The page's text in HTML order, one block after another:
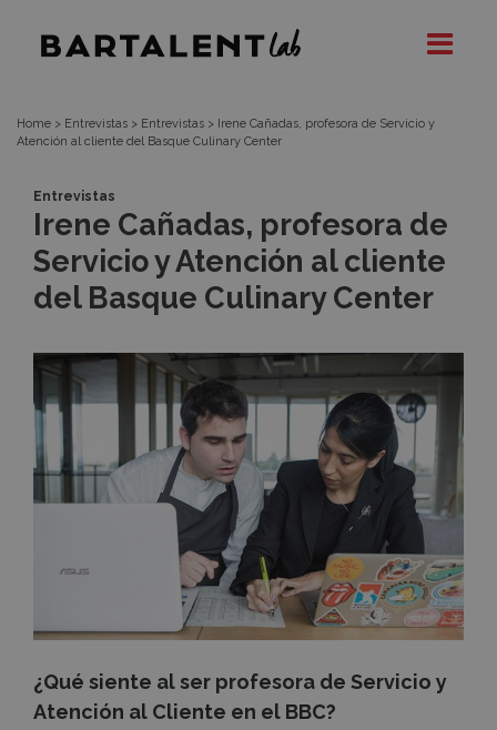
Noticia
Bartalent
Home > Entrevistas > Entrevistas > Irene Cañadas, profesora de Servicio y
Atención al cliente del Basque Culinary Center
Entrevistas
Irene Cañadas, profesora de
Servicio y Atención al cliente
del Basque Culinary Center
¿Qué siente al ser profesora de Servicio y
Atención al Cliente en el BBC?